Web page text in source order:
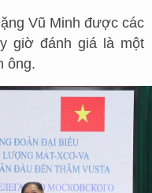
Vũ Minh được các
giờ đánh giá là một
ông.